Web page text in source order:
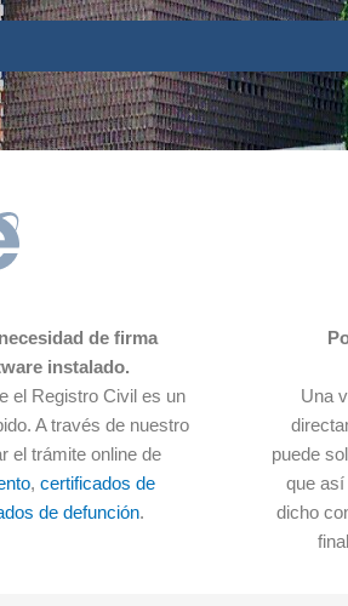
de firma
instalado.
el Registro Civil es un
A través de nuestro
el trámite online de
, certificados de
de defunción.
Una
puede
que así
dicho